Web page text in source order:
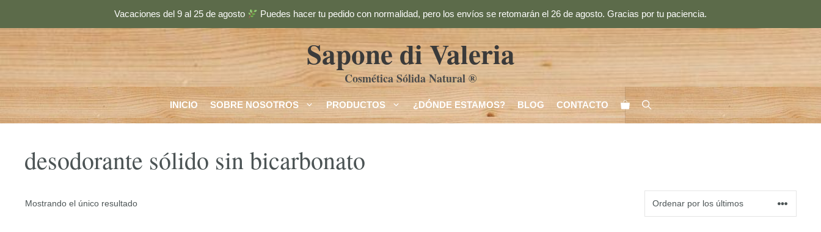
contenido
Vacaciones del 9 al 25 de agosto Puedes hacer tu pedido con normalidad, pero los envíos se retomarán el 26 de agosto. Gracias por tu paciencia.
Sapone di Valeria
Cosmética Sólida Natural ®
INICIO SOBRE NOSOTROS PRODUCTOS ¿DÓNDE ESTAMOS? BLOG CONTACTO
desodorante sólido sin bicarbonato
Mostrando el único resultado